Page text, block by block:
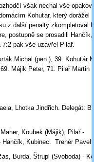
však nechal vše
Kohuťar, který dorážel
z další penalty zkompletoval
postupně se prosadili
pak vše uzavřel Pilař.
Michal (pen.), 39. Kohuťár
Májik Peter, 71. Pilař Martin
Lhotka Jindřich. Delegát:
Koubek (Májik), Pilař -
Hančík, Kubinec. Trenér Pavel
Burda, Štrupl (Svoboda) -